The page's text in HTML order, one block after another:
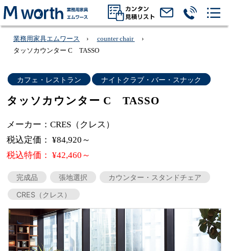
業務用家具エムワース
counter chair
タッソカウンター C TASSO
カフェ・レストラン ナイトクラブ・バー・スナック
タッソカウンター C TASSO
メーカー：CRES（クレス）
税込定価： ¥84,920～
税込特価： ¥42,460～
完成品 張地選択
カウンター・スタンドチェア
CRES（クレス）